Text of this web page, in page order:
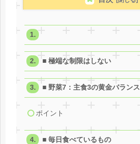
■ 極端な制限はしない
■ 野菜7：主食3の黄金バランス
ポイント
■ 毎日食べているもの